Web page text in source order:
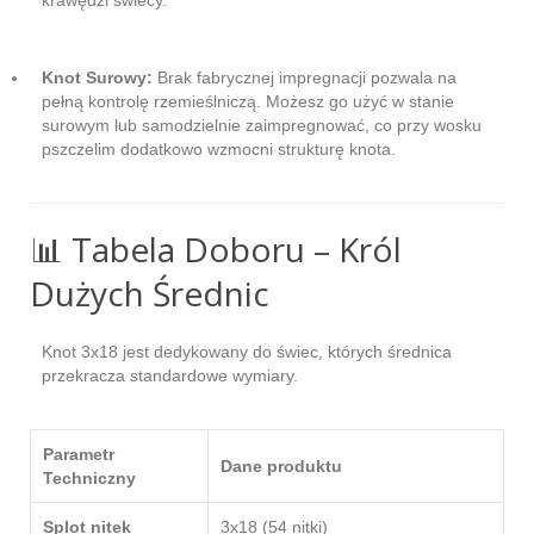
Knot Surowy: Brak fabrycznej impregnacji pozwala na
pełną kontrolę rzemieślniczą. Możesz go użyć w stanie
surowym lub samodzielnie zaimpregnować, co przy wosku
pszczelim dodatkowo wzmocni strukturę knota.
📊 Tabela Doboru – Król
Dużych Średnic
Knot 3x18 jest dedykowany do świec, których średnica
przekracza standardowe wymiary.
Parametr
Techniczny
Dane produktu
Splot nitek 3x18 (54 nitki)